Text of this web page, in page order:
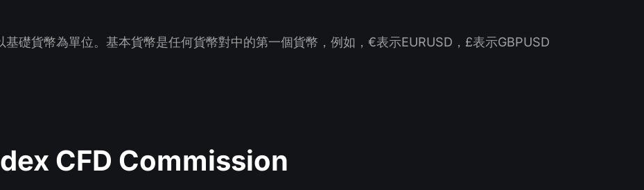
礎貨幣為單位。基本貨幣是任何貨幣對中的第一個貨幣，例如，€表示EURUSD，£表示GBPUSD
CFD Commission